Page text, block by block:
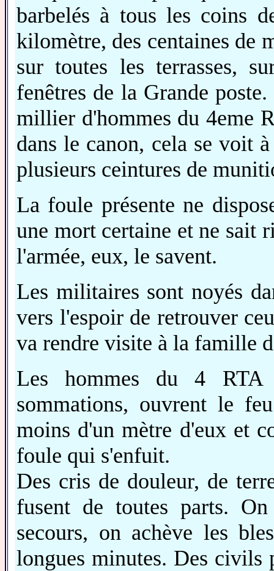
barbelés à tous les coins
kilomètre, des centaines de
sur toutes les terrasses,
fenêtres de la Grande
millier d'hommes du 4eme
dans le canon, cela se voit
plusieurs ceintures de
La foule présente ne
une mort certaine et ne sait
l'armée, eux, le savent.
Les militaires sont noyés
vers l'espoir de retrouver
va rendre visite à la famille
Les hommes du 4 RTA
sommations, ouvrent le
moins d'un mètre d'eux et
foule qui s'enfuit.
Des cris de douleur, de
fusent de toutes parts.
secours, on achève les
longues minutes. Des civils